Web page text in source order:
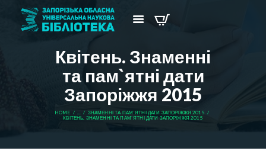
Квітень. Знаменні
та пам`ятні дати
Запоріжжя 2015
HOME ...
ЗНАМЕННІ ТА ПАМ`ЯТНІ ДАТИ ЗАПОРІЖЖЯ 2015
КВІТЕНЬ. ЗНАМЕННІ ТА ПАМ`ЯТНІ ДАТИ ЗАПОРІЖЖЯ 2015